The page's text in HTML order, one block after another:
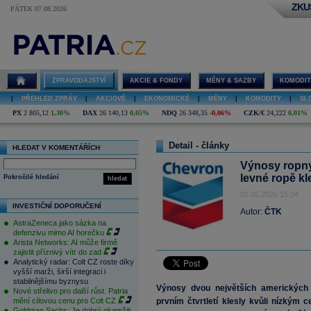
PÁTEK 07.08.2026
ZPRAVODAJSTVÍ AKCIE & FONDY MĚNY & SAZBY
PŘEHLED ZPRÁV AKCIOVÉ EKONOMICKÉ MĚNY KOMODITY
PX 2 805,12 1,30% DAX 26 140,13 0,05% NDQ 26 348,35 -0,06% CZK/€ 24,222 0,01%
HLEDAT V KOMENTÁŘÍCH
hledat
Pokročilé hledání
INVESTIČNÍ DOPORUČENÍ
AstraZeneca jako sázka na
defenzivu mimo AI horečku
Arista Networks: AI může firmě
zajistit příznivý vítr do zad
Analytický radar: Colt CZ roste díky
vyšší marži, širší integraci i
stabilnějšímu byznysu
Nové střelivo pro další růst. Patria
mění cílovou cenu pro Colt CZ
Detail - články
Výnosy
levné ropě
01.05.2020 15:24
Autor: ČTK
Výnosy dvou největších
prvním čtvrtletí klesly kvůli nízkým